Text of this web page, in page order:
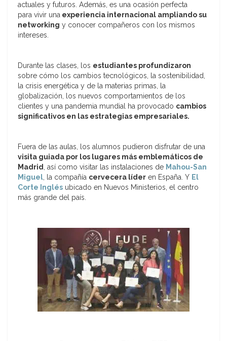
actuales y futuros. Además, es una ocasión perfecta
para vivir una experiencia internacional ampliando su
networking y conocer compañeros con los mismos
intereses.
Durante las clases, los estudiantes profundizaron
sobre cómo los cambios tecnológicos, la sostenibilidad,
la crisis energética y de la materias primas, la
globalización, los nuevos comportamientos de los
clientes y una pandemia mundial ha provocado cambios
significativos en las estrategias empresariales.
Fuera de las aulas, los alumnos pudieron disfrutar de una
visita guiada por los lugares más emblemáticos de
Madrid, así como visitar las instalaciones de Mahou-San
Miguel, la compañía cervecera líder en España. Y El
Corte Inglés ubicado en Nuevos Ministerios, el centro
más grande del país.